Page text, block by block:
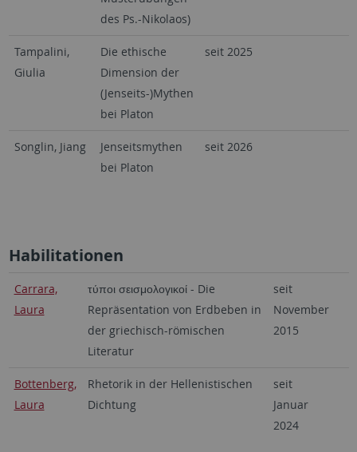
des Ps.-Nikolaos)
Tampalini,
Giulia
Die ethische
Dimension der
(Jenseits-)Mythen
bei Platon
seit 2025
Songlin, Jiang
Jenseitsmythen
bei Platon
seit 2026
Habilitationen
Carrara,
Laura
τύποι σεισμολογικοί - Die
Repräsentation von Erdbeben in
der griechisch-römischen
Literatur
seit
November
2015
Bottenberg,
Laura
Rhetorik in der Hellenistischen
Dichtung
seit
Januar
2024